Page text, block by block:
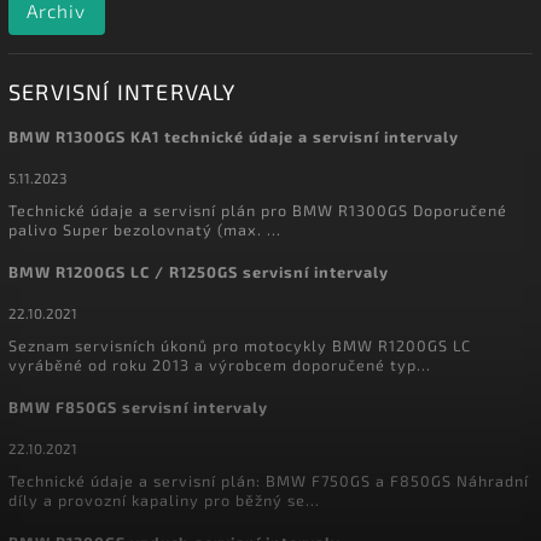
Archiv
SERVISNÍ INTERVALY
BMW R1300GS KA1 technické údaje a servisní intervaly
5.11.2023
Technické údaje a servisní plán pro BMW R1300GS Doporučené
palivo Super bezolovnatý (max. ...
BMW R1200GS LC / R1250GS servisní intervaly
22.10.2021
Seznam servisních úkonů pro motocykly BMW R1200GS LC
vyráběné od roku 2013 a výrobcem doporučené typ...
BMW F850GS servisní intervaly
22.10.2021
Technické údaje a servisní plán: BMW F750GS a F850GS Náhradní
díly a provozní kapaliny pro běžný se...